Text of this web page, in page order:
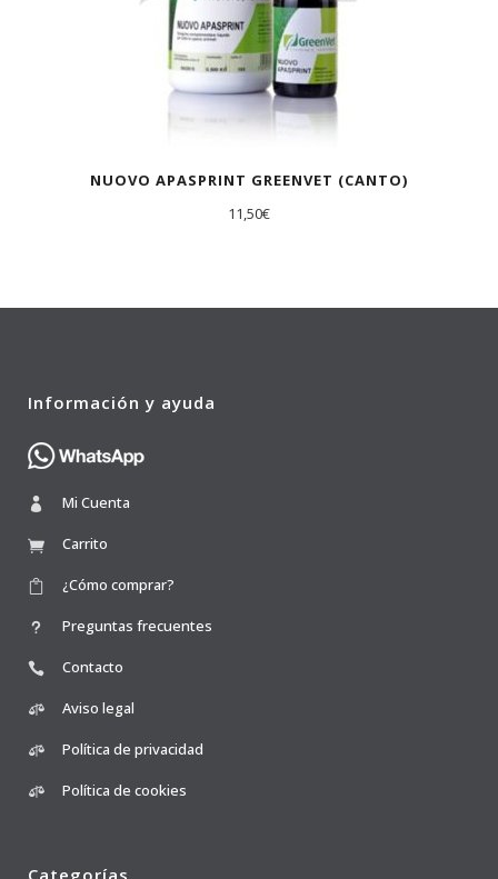
NUOVO APASPRINT GREENVET (CANTO)
11,50€
Información y ayuda
Mi Cuenta
Carrito
¿Cómo comprar?
Preguntas frecuentes
Contacto
Aviso legal
Política de privacidad
Política de cookies